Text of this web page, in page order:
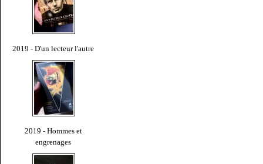
2019 - D'un lecteur l'autre
2019 - Hommes et
engrenages